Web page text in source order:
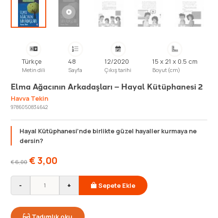
Türkçe
Metin dili
48
Sayfa
12/2020
Çıkış tarihi
15 x 21 x 0.5 cm
Boyut (cm)
Elma Ağacının Arkadaşları – Hayal Kütüphanesi 2
Havva Tekin
9786050834642
Hayal Kütüphanesi’nde birlikte güzel hayaller kurmaya ne
dersin?
€6,00 €3,00
- + Sepete Ekle